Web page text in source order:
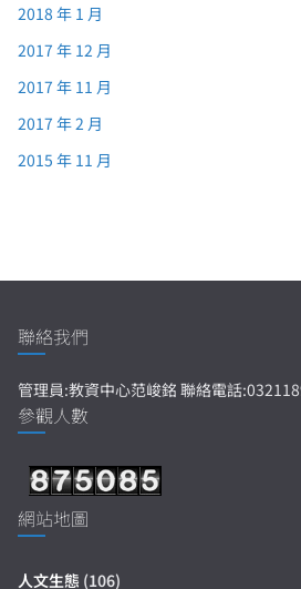
2018 年 1 月
2017 年 12 月
2017 年 11 月
2017 年 2 月
2015 年 11 月
聯絡我們
管理員:教資中心范峻銘 聯絡電話
參觀人數
網站地圖
人文生態 (106)